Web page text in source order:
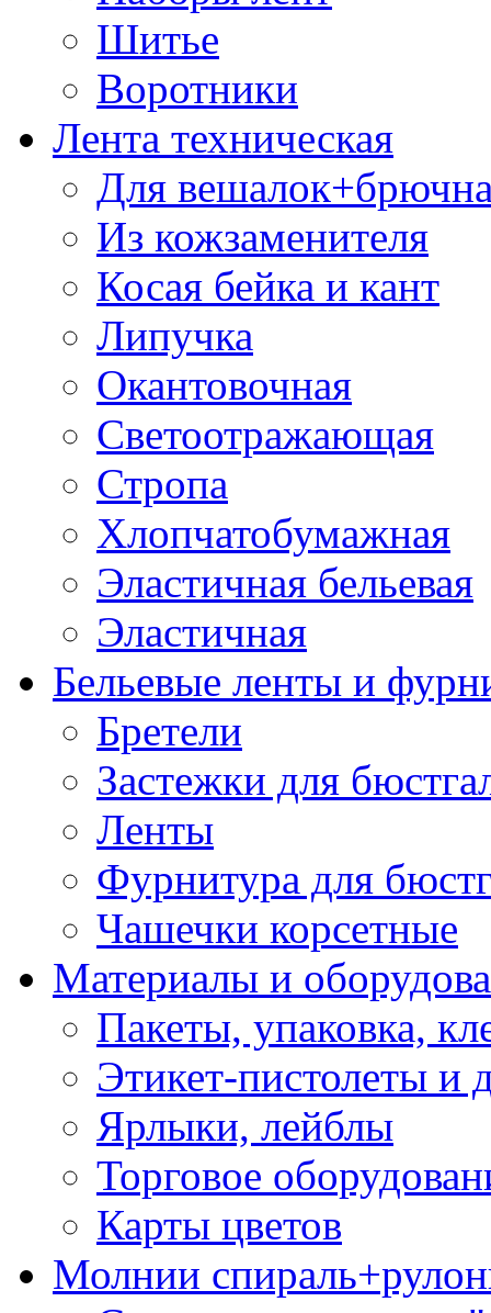
Шитье
Воротники
Лента техническая
Для
Из кожзаменителя
Косая бейка и кант
Липучка
Окантовочная
Светоотражающая
Стропа
Хлопчатобумажная
Эластичная бельевая
Эластичная
Бельевые ленты и
Бретели
Застежки для
Ленты
Фурнитура для
Чашечки корсетные
Материалы и
Пакеты, упаковка,
Этикет-пистолеты и
Ярлыки, лейблы
Торговое
Карты цветов
Молнии